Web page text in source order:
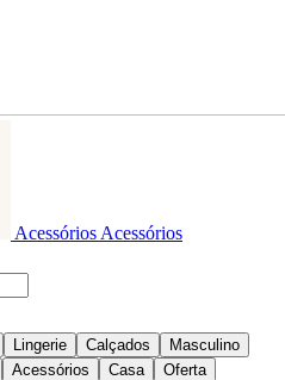
Acessórios Acessórios
Lingerie Calçados
Masculino
Acessórios Casa Oferta